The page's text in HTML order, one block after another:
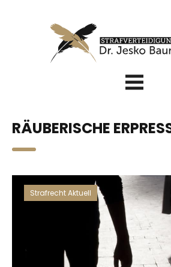
RÄUBERISCHE
Strafrecht Aktuell